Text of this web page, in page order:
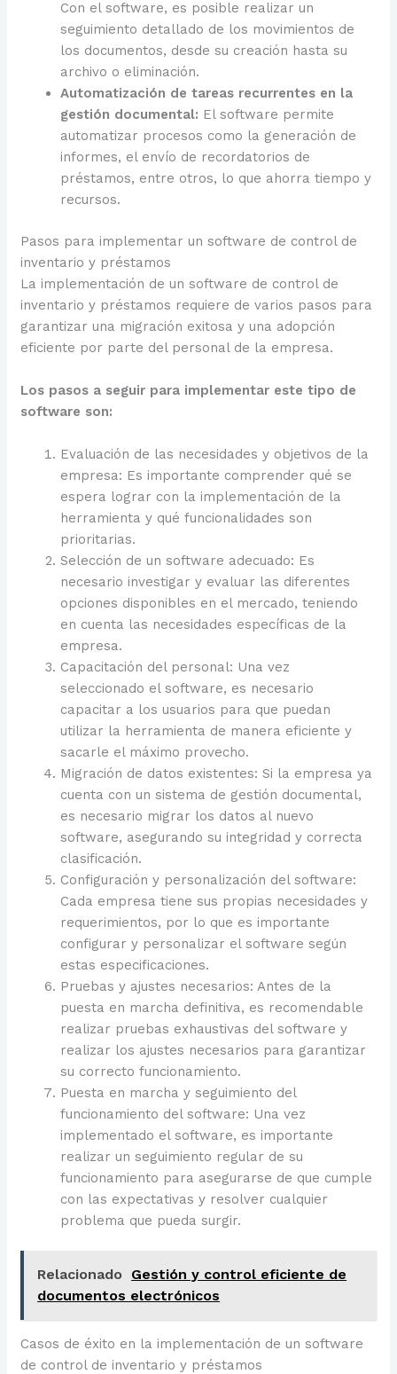
Con el software, es posible realizar un
seguimiento detallado de los movimientos de
los documentos, desde su creación hasta su
archivo o eliminación.
Automatización de tareas recurrentes en la
gestión documental: El software permite
automatizar procesos como la generación de
informes, el envío de recordatorios de
préstamos, entre otros, lo que ahorra tiempo y
recursos.
Pasos para implementar un software de control de
inventario y préstamos
La implementación de un software de control de
inventario y préstamos requiere de varios pasos para
garantizar una migración exitosa y una adopción
eficiente por parte del personal de la empresa.
Los pasos a seguir para implementar este tipo de
software son:
Evaluación de las necesidades y objetivos de la
empresa: Es importante comprender qué se
espera lograr con la implementación de la
herramienta y qué funcionalidades son
prioritarias.
Selección de un software adecuado: Es
necesario investigar y evaluar las diferentes
opciones disponibles en el mercado, teniendo
en cuenta las necesidades específicas de la
empresa.
Capacitación del personal: Una vez
seleccionado el software, es necesario
capacitar a los usuarios para que puedan
utilizar la herramienta de manera eficiente y
sacarle el máximo provecho.
Migración de datos existentes: Si la empresa ya
cuenta con un sistema de gestión documental,
es necesario migrar los datos al nuevo
software, asegurando su integridad y correcta
clasificación.
Configuración y personalización del software:
Cada empresa tiene sus propias necesidades y
requerimientos, por lo que es importante
configurar y personalizar el software según
estas especificaciones.
Pruebas y ajustes necesarios: Antes de la
puesta en marcha definitiva, es recomendable
realizar pruebas exhaustivas del software y
realizar los ajustes necesarios para garantizar
su correcto funcionamiento.
Puesta en marcha y seguimiento del
funcionamiento del software: Una vez
implementado el software, es importante
realizar un seguimiento regular de su
funcionamiento para asegurarse de que cumple
con las expectativas y resolver cualquier
problema que pueda surgir.
Relacionado
Gestión y control eficiente de
documentos electrónicos
Casos de éxito en la implementación de un software
de control de inventario y préstamos